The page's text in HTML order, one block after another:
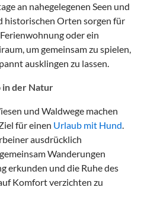
an nahegelegenen Seen und
historischen Orten sorgen für
oder ein
um gemeinsam zu spielen,
ausklingen zu lassen.
der Natur
und Waldwege machen
für einen Urlaub mit Hund.
ausdrücklich
Wanderungen
erkunden und die Ruhe des
Komfort verzichten zu